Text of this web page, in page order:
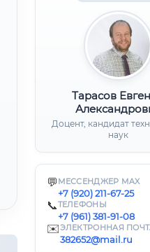
Тарасов
Доцент, кандидат
наук
💬 МЕССЕНДЖЕР MAX
+7 (920) 211-67-25
📞ТЕЛЕФОНЫ
+7 (961) 381-91-08
✉️ЭЛЕКТРОННАЯ
382652@mail.ru